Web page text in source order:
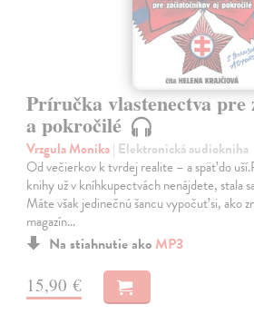
Príručka vlastenectva pre
a pokročilé
Vrzgula Monika| Elektronická audiokniha
Od večierkov k tvrdej realite – a späť do
knihy už v kníhkupectvách nenájdete, stala
Máte však jedinečnú šancu vypočuť si, ako
magazín…
Na stiahnutie ako MP3
15,90 €